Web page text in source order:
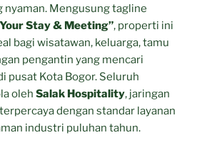
nyaman. Mengusung tagline
Stay & Meeting”, properti ini
bagi wisatawan, keluarga, tamu
pengantin yang mencari
pusat Kota Bogor. Seluruh
oleh Salak Hospitality, jaringan
dengan standar layanan
industri puluhan tahun.